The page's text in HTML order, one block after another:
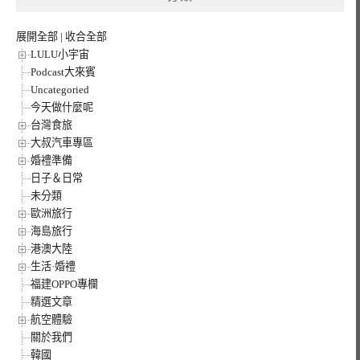
展開全部 | 收合全部
LULU小宇宙
Podcast大來賓
Uncategoried
今天做什麼呢
台灣食旅
大叔汽車專區
婚禮準備
日子＆日常
未分類
歐洲旅行
海島旅行
港澳大陸
生活·婚禮
福建OPPO專欄
精選文章
航空體驗
關於我們
韓國